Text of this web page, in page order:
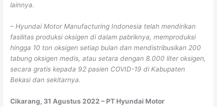
lainnya.
– Hyundai Motor Manufacturing Indonesia telah mendirikan
fasilitas produksi oksigen di dalam pabriknya, memproduksi
hingga 10 ton oksigen setiap bulan dan mendistribusikan 200
tabung oksigen medis, atau setara dengan 8.000 liter oksigen,
secara gratis kepada 92 pasien COVID-19 di Kabupaten
Bekasi dan sekitarnya.
Cikarang, 31 Agustus 2022 – PT Hyundai Motor